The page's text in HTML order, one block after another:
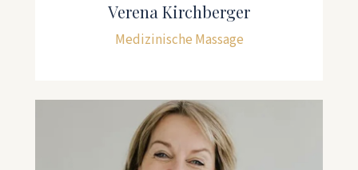
Verena Kirchberger
Medizinische Massage